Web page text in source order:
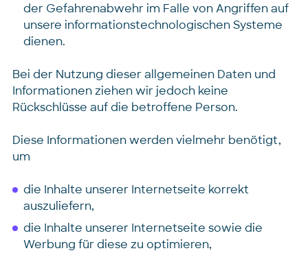
der Gefahrenabwehr im Falle von Angriffen auf
unsere informationstechnologischen Systeme
dienen.
Bei der Nutzung dieser allgemeinen Daten und
Informationen ziehen wir jedoch keine
Rückschlüsse auf die betroffene Person.
Diese Informationen werden vielmehr benötigt,
um
die Inhalte unserer Internetseite korrekt
auszuliefern,
die Inhalte unserer Internetseite sowie die
Werbung für diese zu optimieren,